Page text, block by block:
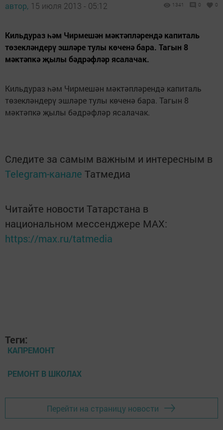
автор, 15 июля 2013 - 05:12 1341 0 0
Кильдураз һәм Чирмешән мәктәпләрендә капиталь
төзекләндерү эшләре тулы көченә бара. Тагын 8
мәктәпкә җылы бәдрәфләр ясалачак.
Кильдураз һәм Чирмешән мәктәпләрендә капиталь
төзекләндерү эшләре тулы көченә бара. Тагын 8
мәктәпкә җылы бәдрәфләр ясалачак.
Следите за самым важным и интересным в
Telegram-канале Татмедиа
Читайте новости Татарстана в
национальном мессенджере MАХ:
https://max.ru/tatmedia
Теги:
КАПРЕМОНТ
РЕМОНТ В ШКОЛАХ
Перейти на страницу новости